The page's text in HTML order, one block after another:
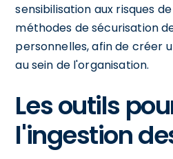
sensibilisation aux risques
méthodes de sécurisation
personnelles, afin de créer
au sein de l'organisation.
Les outils
l'ingestion